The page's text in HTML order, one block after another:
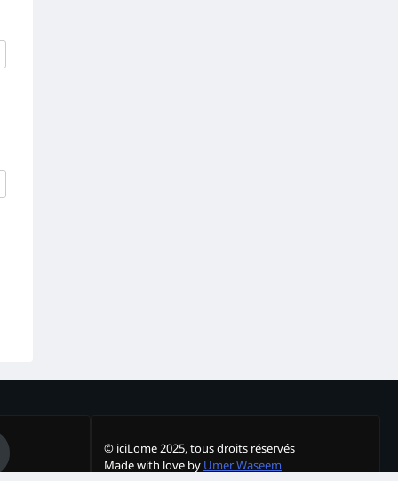
© iciLome 2025, tous droits réservés
Made with love by Umer Waseem